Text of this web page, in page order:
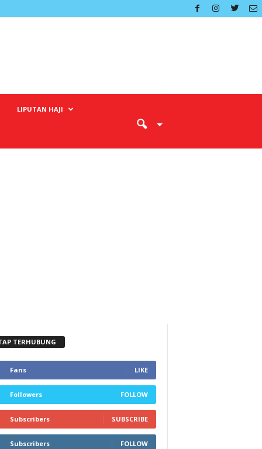
LIPUTAN HAJI
TERHUBUNG
Fans LIKE
Followers FOLLOW
Subscribers SUBSCRIBE
Subscribers FOLLOW